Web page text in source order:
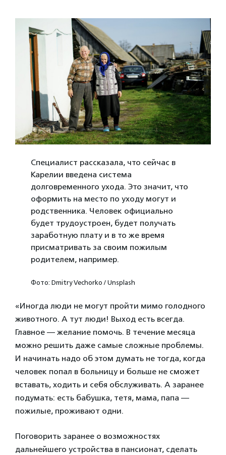
Специалист рассказала, что сейчас в
Карелии введена система
долговременного ухода. Это значит, что
оформить на место по уходу могут и
родственника. Человек официально
будет трудоустроен, будет получать
заработную плату и в то же время
присматривать за своим пожилым
родителем, например.
Фото: Dmitry Vechorko / Unsplash
«Иногда люди не могут пройти мимо голодного
животного. А тут люди! Выход есть всегда.
Главное — желание помочь. В течение месяца
можно решить даже самые сложные проблемы.
И начинать надо об этом думать не тогда, когда
человек попал в больницу и больше не сможет
вставать, ходить и себя обслуживать. А заранее
подумать: есть бабушка, тетя, мама, папа —
пожилые, проживают одни.
Поговорить заранее о возможностях
дальнейшего устройства в пансионат, сделать